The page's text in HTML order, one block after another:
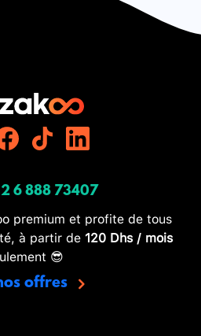
6 888 73407
premium et profite de tous
à partir de 120 Dhs / mois
😎
offres